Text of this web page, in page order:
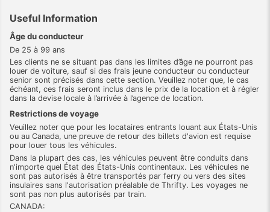
Useful Information
Âge du conducteur
De 25 à 99 ans
Les clients ne se situant pas dans les limites d’âge ne pourront pas
louer de voiture, sauf si des frais jeune conducteur ou conducteur
senior sont précisés dans cette section. Veuillez noter que, le cas
échéant, ces frais seront inclus dans le prix de la location et à régler
dans la devise locale à l’arrivée à l’agence de location.
Restrictions de voyage
Veuillez noter que pour les locataires entrants louant aux États-Unis
ou au Canada, une preuve de retour des billets d'avion est requise
pour louer tous les véhicules.
Dans la plupart des cas, les véhicules peuvent être conduits dans
n'importe quel État des États-Unis continentaux. Les véhicules ne
sont pas autorisés à être transportés par ferry ou vers des sites
insulaires sans l'autorisation préalable de Thrifty. Les voyages ne
sont pas non plus autorisés par train.
CANADA: